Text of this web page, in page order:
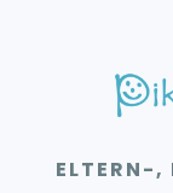
ELTERN-,